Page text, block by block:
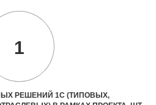
1
РЕШЕНИЙ 1С (ТИПОВЫХ,